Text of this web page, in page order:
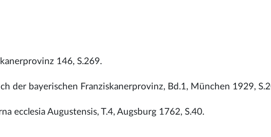
146, S.269.
der bayerischen Franziskanerprovinz, Bd.1, München 1929,
ecclesia Augustensis, T.4, Augsburg 1762, S.40.